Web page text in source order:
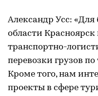
Александр Усс:
области
транспортно-
перевозки грузов
Кроме того, нам
проекты в сфере